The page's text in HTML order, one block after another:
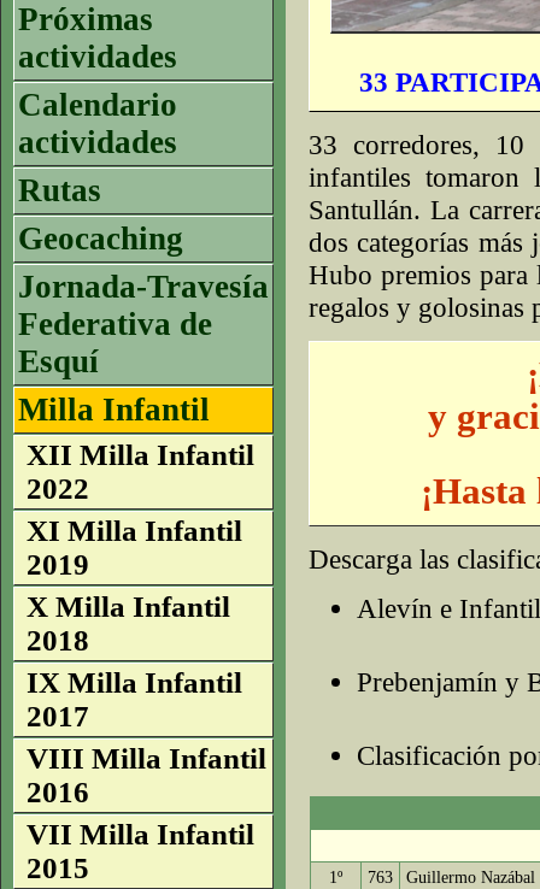
Próximas
actividades
Calendario
actividades
Rutas
Geocaching
Jornada-Travesía
Federativa de
Esquí
Milla Infantil
XII Milla Infantil
2022
XI Milla Infantil
2019
X Milla Infantil
2018
IX Milla Infantil
2017
VIII Milla Infantil
2016
VII Milla Infantil
2015
33
33 corredores, 10
infantiles tomaron
Santullán. La
dos categorías
Hubo premios para
regalos y golosinas
y
Descarga las
Alevín e
Prebenjamín y
Clasificación
1º 763
Guillermo Nazábal